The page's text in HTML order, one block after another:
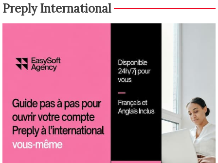
Preply International